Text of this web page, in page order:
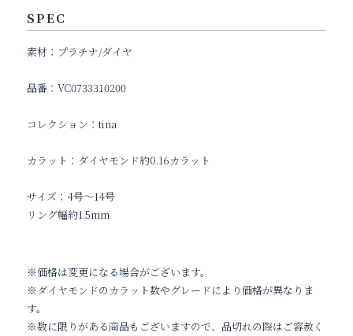
SPEC
素材：プラチナ/ダイヤ
品番： VC0733310200
コレクション：tina
カラット：ダイヤモンド約0.16カラット
サイズ：4号～14号
リング幅約1.5mm
※価格は変更になる場合がございます。
※ダイヤモンドのカラット数やグレードにより価格が異なりま
す。
※数に限りがある商品もございますので、品切れの際はご容赦く